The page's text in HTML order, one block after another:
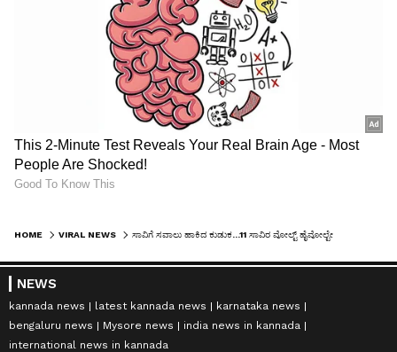
HOME VIRAL NEWS
NEWS
kannada news latest kannada news
karnataka news
bengaluru news
Mysore news
india news in kannada
international news in kannada